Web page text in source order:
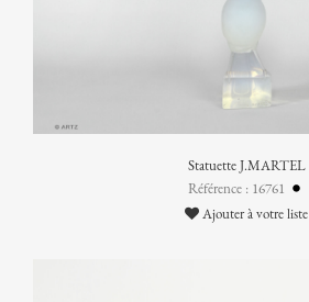
Statuette J.MARTEL
Référence : 16761
Ajouter à votre liste